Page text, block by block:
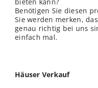
bieten kann?
Benötigen Sie diesen
Sie werden merken,
genau richtig bei uns
einfach mal.
Häuser Verkauf